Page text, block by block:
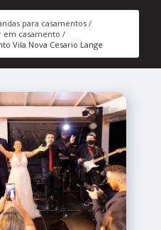
para casamentos
em casamento
Vila Nova Cesario Lange